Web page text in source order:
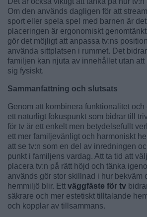
Om den används dagligen för att
sport eller spela spel med barnen är
placeringen är ergonomiskt
gör det möjligt att anpassa tv:ns
använda sittplatsen i rummet. Det
familjen kan njuta av innehållet utan att
sig fysiskt.
Sammanfattning och slutsats
Genom att kombinera funktionalitet och
ett naturligt fokuspunkt som bidrar till
för tv är ett enkelt men betydelsefullt
ett mer familjevänligt och harmoniskt
att se tv:n som en del av inredningen
punkt i familjens vardag. Att ta tid att
placera tv:n på rätt höjd och tänka
används gör stor skillnad i hur bekväm
hemmiljö blir. Ett väggfäste för tv
säkrare och mer estetiskt tilltalande
och kopplar av tillsammans.